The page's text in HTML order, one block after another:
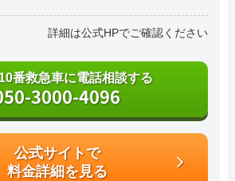
詳細は公式HPでご確認ください
番救急車に電話相談する
3000-4096
公式サイトで
料金詳細を見る